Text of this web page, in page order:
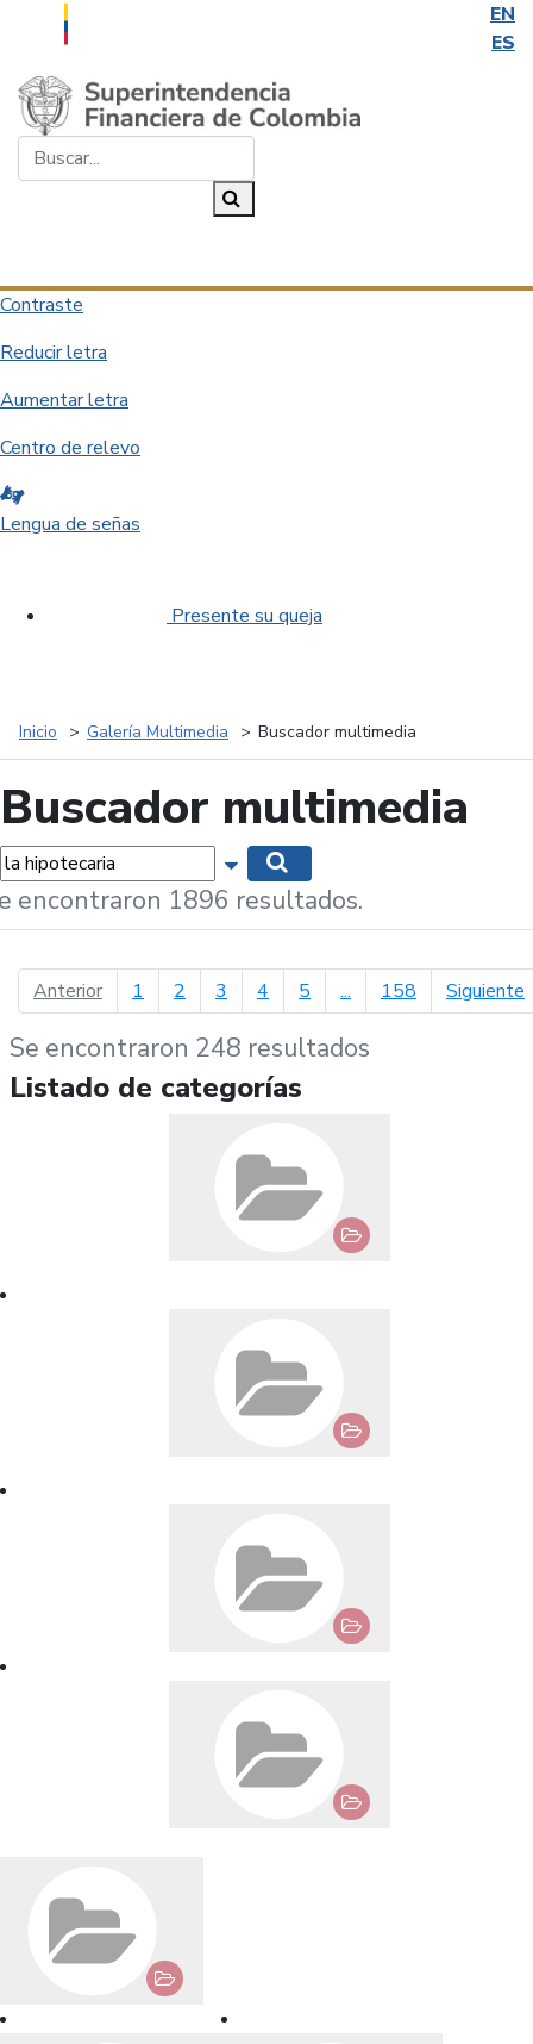
EN
ES
Saltar al contenido principal
Contraste
Reducir letra
Aumentar letra
Centro de relevo
Lengua de señas
Presente su queja
Inicio Galería Multimedia Buscador multimedia
Buscador multimedia
Mostrar opciones de búsqueda
encontraron 1896 resultados.
Anteriorpágina anterior
1 2 3 4 5 ... 158 Siguiente
Se encontraron 248 resultados
Listado de categorías